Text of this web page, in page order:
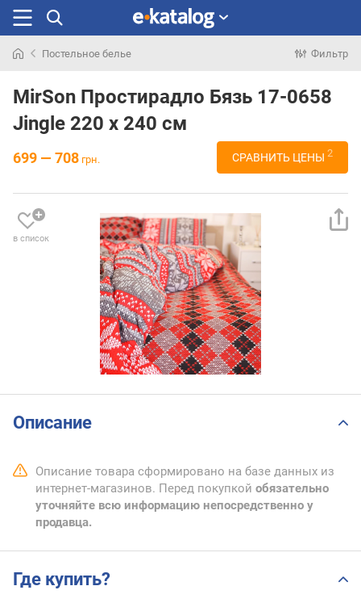
раньше
Постельное белье Фильтр
MirSon Простирадло Бязь 17-0658
Jingle 220 х 240 см
699 — 708 грн. СРАВНИТЬ ЦЕНЫ 2
в список
Описание
Описание товара сформировано на базе данных из
интернет-магазинов. Перед покупкой обязательно
уточняйте всю информацию непосредственно у
продавца.
Где купить?